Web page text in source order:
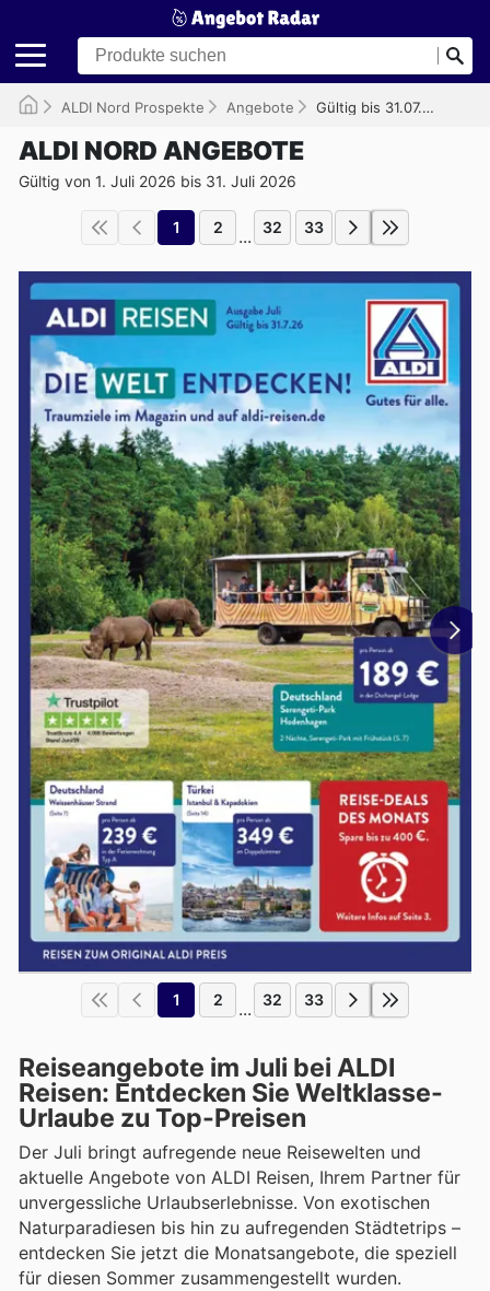
ALDI Nord Prospekte Angebote Gültig bis 31.07.2026
ALDI NORD ANGEBOTE
Gültig von 1. Juli 2026 bis 31. Juli 2026
1 2 ... 32 33
1 2 ... 32 33
Reiseangebote im Juli bei ALDI
Reisen: Entdecken Sie Weltklasse-
Urlaube zu Top-Preisen
Der Juli bringt aufregende neue Reisewelten und
aktuelle Angebote von ALDI Reisen, Ihrem Partner für
unvergessliche Urlaubserlebnisse. Von exotischen
Naturparadiesen bis hin zu aufregenden Städtetrips –
entdecken Sie jetzt die Monatsangebote, die speziell
für diesen Sommer zusammengestellt wurden.